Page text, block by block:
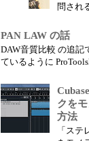
問される
が良いですか
あります。 低音域をベ
ック(バ
せるのか。 これは低
PAN LAW の話
DAW音質比較 の追記です。 コメン
ているように ProToolsHD7とCubase、NUENDO
はタネがあります。 ■ PAN LAWについて DTM
ソフトや音響機器に
の事なの...
クを
方法
「ス